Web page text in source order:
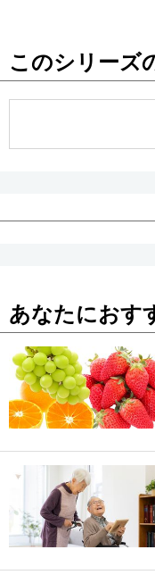
このシリーズ
あなたにおす